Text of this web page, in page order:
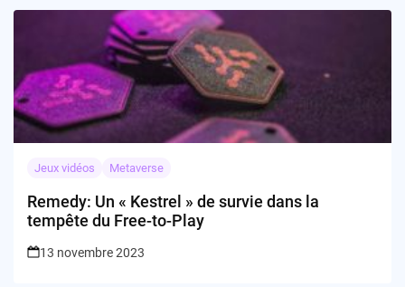
Jeux vidéos Metaverse
Remedy: Un « Kestrel » de survie dans la
tempête du Free-to-Play
13 novembre 2023